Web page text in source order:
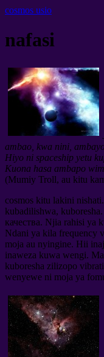
cosmos usio
nafasi
ambao, kwa nini,
Hiyo ni spaceship yetu
Kuona hasa ambapo
(Mumiy Troll, au kitu
cosmos kitu lakini
kubadilishwa, kuboresha.
качества. Njia rahisi ya
Ndani ya kila frequency
moja au nyingine. Hii
inaweza kuwa wengi.
kuboresha zilizopo
wenyewe ni moja ya